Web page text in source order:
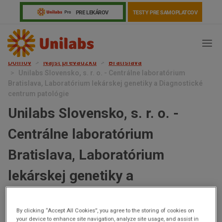
PRE LEKÁROV TESTY PRE SAMOPLATCOV
Genetika Covid-19 Žiadanky a tlačivá
Domov Nájsť prevádzku
Bratislava
Unilabs Slovensko, s. r. o. - Centrálne laboratórium
Bratislava, Laboratórium lekárskej genetiky a Diagnostické
centrum patológie
Unilabs Slovensko, s. r. o. -
Centrálne laboratórium
Bratislava, Laboratórium
lekárskej genetiky a
Polianky 7,
By clicking “Accept All Cookies”, you agree to the storing of cookies on
your device to enhance site navigation, analyze site usage, and assist in